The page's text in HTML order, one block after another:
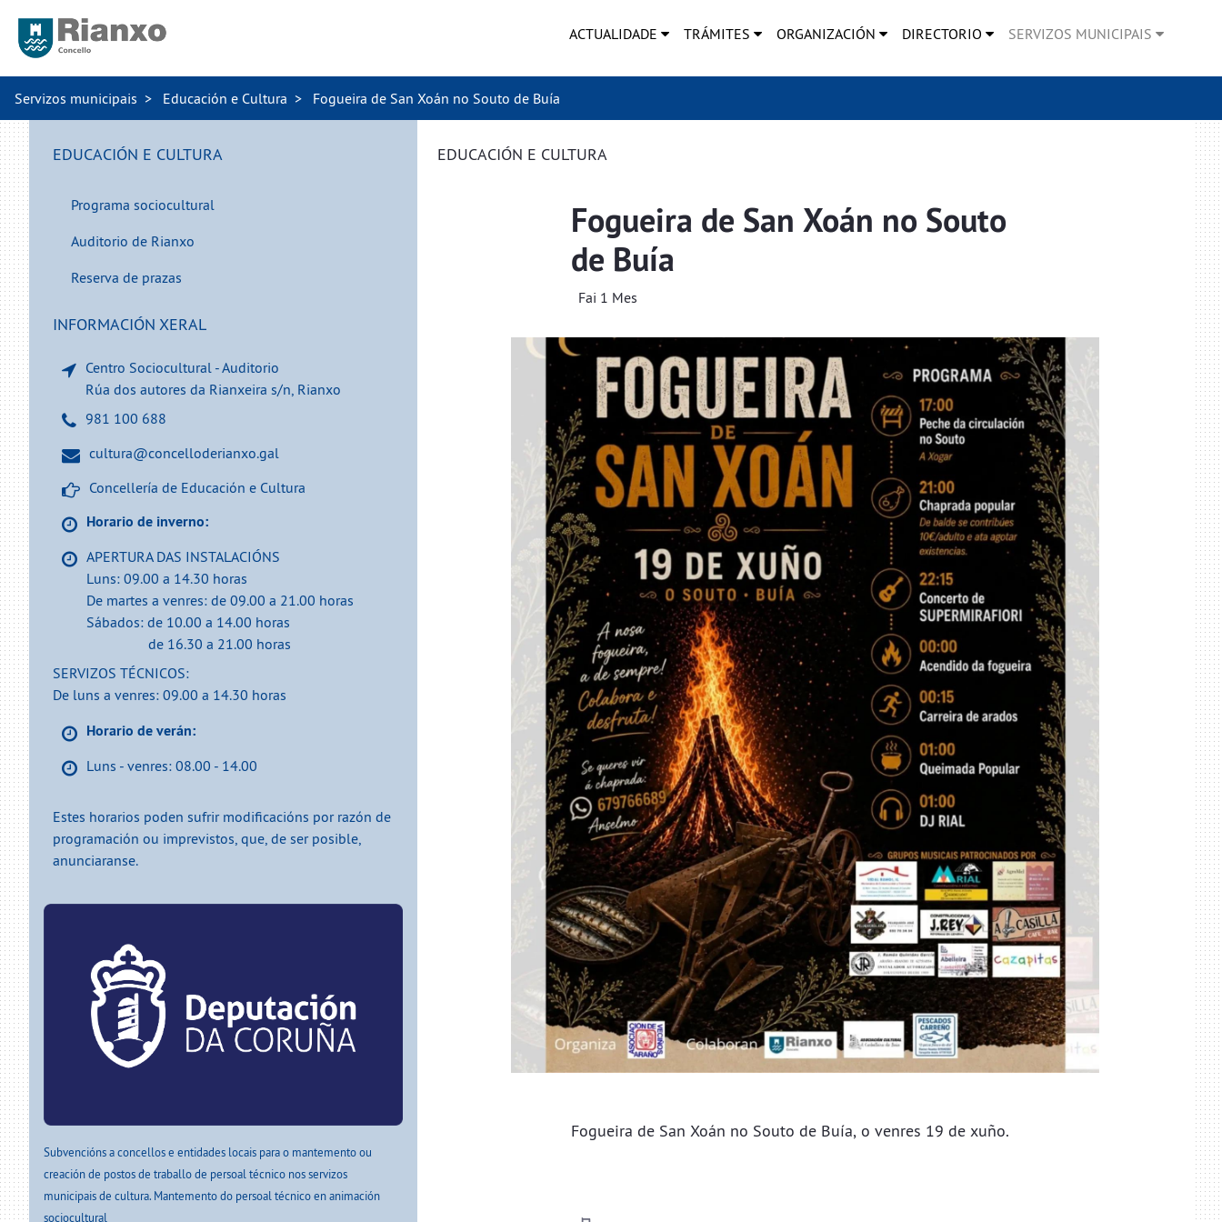
ACTUALIDADE TRÁMITES ORGANIZACIÓN DIRECTORIO SERVIZOS MUNICIPAIS
Servizos municipais Educación e Cultura Fogueira de San Xoán no Souto de Buía
EDUCACIÓN E CULTURA
Programa sociocultural
Auditorio de Rianxo
Reserva de prazas
INFORMACIÓN XERAL
Centro Sociocultural - Auditorio
Rúa dos autores da Rianxeira s/n, Rianxo
981 100 688
cultura@concelloderianxo.gal
Concellería de Educación e Cultura
Horario de inverno:
APERTURA DAS INSTALACIÓNS
Luns: 09.00 a 14.30 horas
De martes a venres: de 09.00 a 21.00 horas
Sábados: de 10.00 a 14.00 horas
de 16.30 a 21.00 horas
SERVIZOS TÉCNICOS:
De luns a venres: 09.00 a 14.30 horas
Horario de verán:
Luns - venres: 08.00 - 14.00
Estes horarios poden sufrir modificacións por razón de
programación ou imprevistos, que, de ser posible,
anunciaranse.
Subvencións a concellos e entidades locais para o mantemento ou
creación de postos de traballo de persoal técnico nos servizos
municipais de cultura. Mantemento do persoal técnico en animación
sociocultural
EDUCACIÓN E CULTURA
Fogueira de San Xoán no Souto
de Buía
Fai 1 Mes
Fogueira de San Xoán no Souto de Buía, o venres 19 de xuño.